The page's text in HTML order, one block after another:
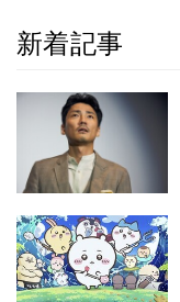
新着記事